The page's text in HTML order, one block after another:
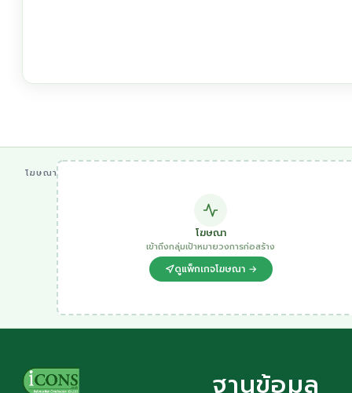
โฆษณา
โฆษณา
เข้าถึงกลุ่มเป้าหมายวงการก่อสร้าง
ดูแพ็กเกจโฆษณา →
ฐานข้อมูล